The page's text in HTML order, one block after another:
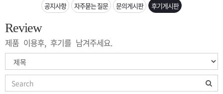
매
사
스
노
하
고
객
센
마
이
주
[ios앱 오픈]아이폰 고객 앱설치 가능합니다.
입금확인이 안되는 상황을 대비해 꼭 입금후 고객센터 연락바랍니다.
[2026구정 연휴]설 연휴 배송 및 휴무 안내
공지사항 자주묻는 질문 문의게시판 후기게시판
Review
제품 이용후, 후기를 남겨주세요.